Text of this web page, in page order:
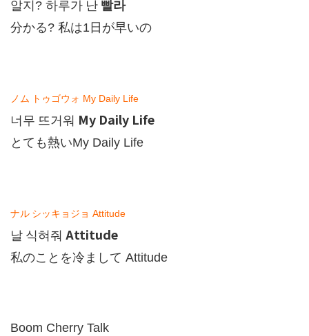
알지 ? 하루가 난 빨라
分かる? 私は1 日が早いの
ノム トゥゴウォ My Daily Life
너무 뜨거워 My Daily Life
とても熱いMy Daily Life
ナル シッキョジョ Attitude
날 식혀줘 Attitude
私のことを冷まして Attitude
Boom Cherry Talk